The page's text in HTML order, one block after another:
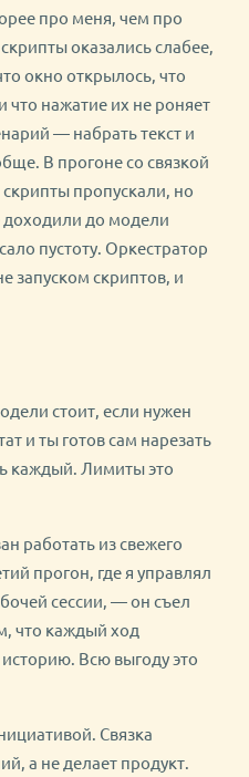
про меня, чем про
оказались слабее,
окно открылось, что
что нажатие их не роняет
— набрать текст и
В прогоне со связкой
пропускали, но
доходили до модели
пустоту. Оркестратор
запуском скриптов, и
стоит, если нужен
и ты готов сам нарезать
каждый. Лимиты это
работать из свежего
прогон, где я управлял
сессии, — он съел
что каждый ход
Всю выгоду это
Связка
а не делает продукт.